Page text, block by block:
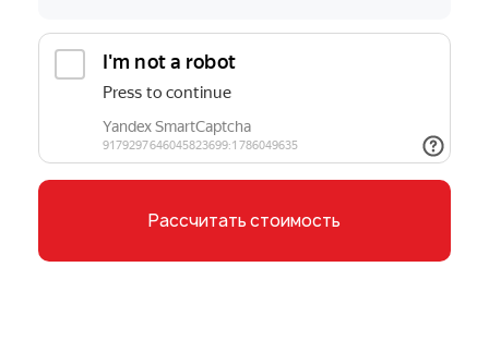
Рассчитать стоимость